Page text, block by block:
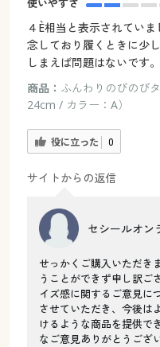
使いやすさ
４È相当と表示されてい
念しており履くときに少
しまえば問題はないです。
商品： ふんわりのびのび
24cm / カラー：A）
役に立った 0
サイトからの返信
セシールオン
せっかくご購入いただき
うことができず申し訳ご
イズ感に関するご意見に
させていただき、今後は
けるような商品を提供で
なご意見ありがとうござ